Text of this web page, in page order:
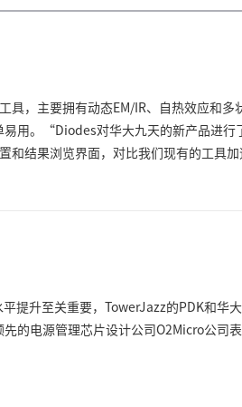
具，主要拥有动态EM/IR、自热效应和多
用。“Diodes对华大九天的新产品进行
结果浏览界面，对比我们现有的工具
设计流程中，工程师们会将Patron的分
提升至关重要，TowerJazz的PDK和华
的电源管理芯片设计公司O2Micro公司